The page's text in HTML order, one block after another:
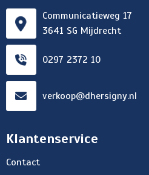
Communicatieweg 17
3641 SG Mijdrecht
0297 2372 10
verkoop@dhersigny.nl
Klantenservice
Contact